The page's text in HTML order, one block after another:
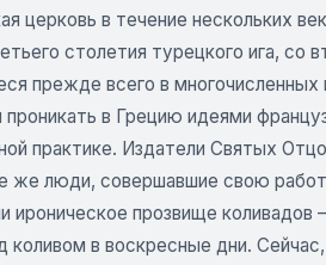
церковь в течение нескольких
столетия турецкого ига, со
прежде всего в
в Грецию идеями
практике. Издатели Святых
же люди, совершавшие свою
ироническое прозвище коливадов
в воскресные дни.